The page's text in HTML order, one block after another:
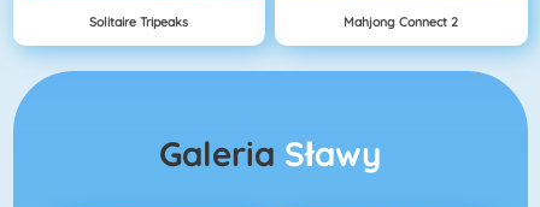
Solitaire Tripeaks Mahjong Connect 2
Galeria Sławy